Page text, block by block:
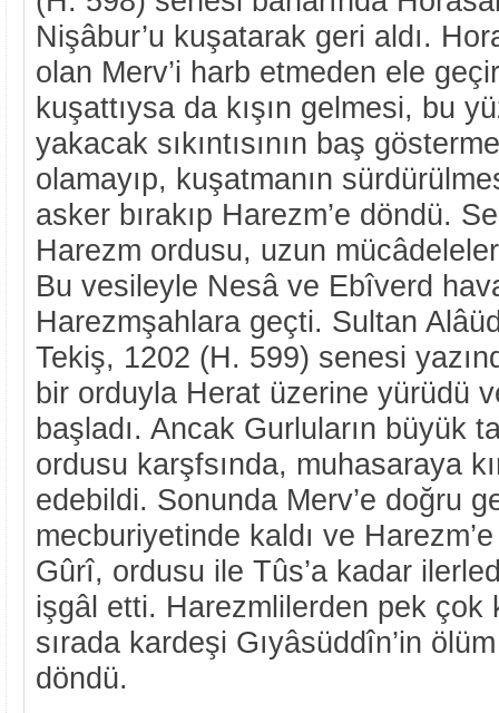
Nişâbur’u kuşatarak geri aldı.
olan Merv’i harb etmeden ele
kuşattıysa da kışın gelmesi, bu
yakacak sıkıntısının baş
olamayıp, kuşatmanın
asker bırakıp Harezm’e döndü.
Harezm ordusu, uzun
Bu vesileyle Nesâ ve Ebîverd
Harezmşahlara geçti. Sultan
Tekiş, 1202 (H. 599) senesi
bir orduyla Herat üzerine yürüdü
başladı. Ancak Gurluların büyük
ordusu karşfsında, muhasaraya
edebildi. Sonunda Merv’e doğru
mecburiyetinde kaldı ve
Gûrî, ordusu ile Tûs’a kadar
işgâl etti. Harezmlilerden pek çok
sırada kardeşi Gıyâsüddîn’in
döndü.